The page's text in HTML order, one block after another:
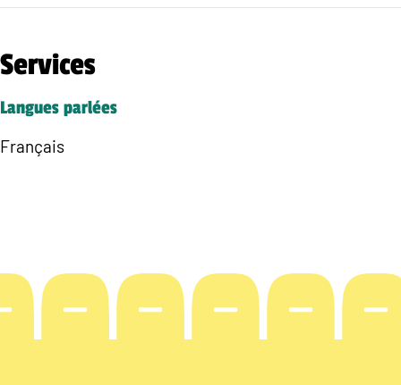
Services
Langues parlées
Français